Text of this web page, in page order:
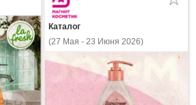
Каталог
(27 Мая - 23 Июня 2026)